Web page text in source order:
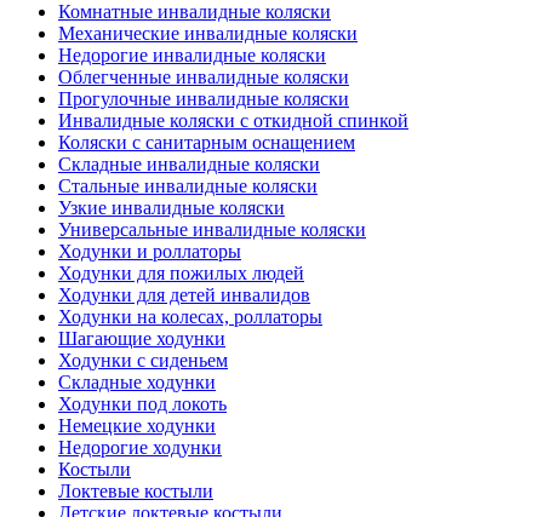
Комнатные инвалидные коляски
Механические инвалидные коляски
Недорогие инвалидные коляски
Облегченные инвалидные коляски
Прогулочные инвалидные коляски
Инвалидные коляски с откидной спинкой
Коляски с санитарным оснащением
Складные инвалидные коляски
Стальные инвалидные коляски
Узкие инвалидные коляски
Универсальные инвалидные коляски
Ходунки и роллаторы
Ходунки для пожилых людей
Ходунки для детей инвалидов
Ходунки на колесах, роллаторы
Шагающие ходунки
Ходунки с сиденьем
Складные ходунки
Ходунки под локоть
Немецкие ходунки
Недорогие ходунки
Костыли
Локтевые костыли
Детские локтевые костыли